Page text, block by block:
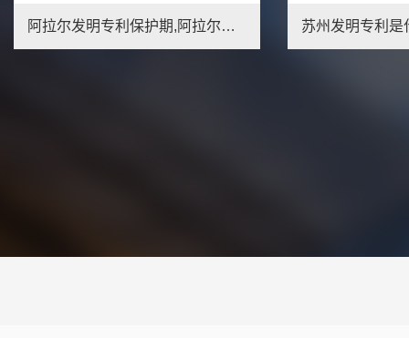
兴安盟外观专利申请费用,兴安盟外观专利申请流程